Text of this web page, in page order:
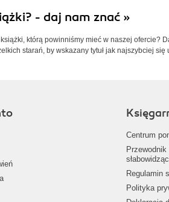
- daj nam znać »
książki, którą powinniśmy mieć w naszej ofercie?
starań, by wskazany tytuł jak najszybciej się
Centrum
Regulamin
Polityka